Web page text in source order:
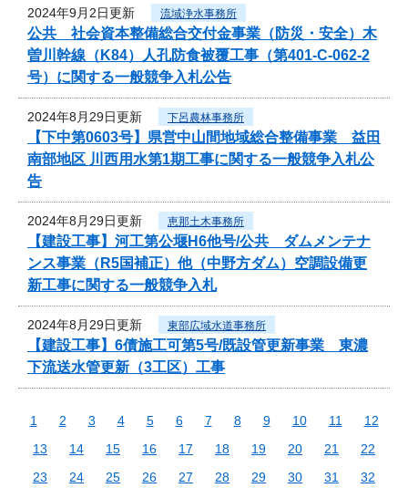
2024年9月2日更新 流域浄水事務所
公共 社会資本整備総合交付金事業（防災・安全）木
曽川幹線（K84）人孔防食被覆工事（第401-C-062-2
号）に関する一般競争入札公告
2024年8月29日更新 下呂農林事務所
【下中第0603号】県営中山間地域総合整備事業 益田
南部地区 川西用水第1期工事に関する一般競争入札公
告
2024年8月29日更新 恵那土木事務所
【建設工事】河工第公堰H6他号/公共 ダムメンテナ
ンス事業（R5国補正）他（中野方ダム）空調設備更
新工事に関する一般競争入札
2024年8月29日更新 東部広域水道事務所
【建設工事】6債施工可第5号/既設管更新事業 東濃
下流送水管更新（3工区）工事
1 2 3 4 5 6 7 8 9 10 11
12
13
14 15 16 17 18 19 20 21
22
23
24 25 26 27 28 29 30 31
32